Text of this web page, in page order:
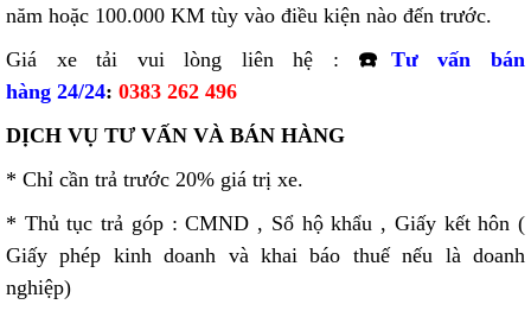
năm hoặc 100.000 KM tùy vào điều kiện nào đến trước.
Giá xe tải vui lòng liên hệ : ☎️ Tư vấn bán
hàng 24/24: 0383 262 496
DỊCH VỤ TƯ VẤN VÀ BÁN HÀNG
* Chỉ cần trả trước 20% giá trị xe.
* Thủ tục trả góp : CMND , Sổ hộ khẩu , Giấy kết hôn (
Giấy phép kinh doanh và khai báo thuế nếu là doanh
nghiệp)